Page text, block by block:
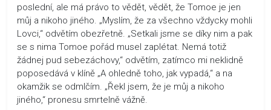
poslední, ale má právo to vědět, vědět, že Tomoe je jen
můj a nikoho jiného. „Myslím, že za všechno vždycky mohli
Lovci,“ odvětím obezřetně. „Setkali jsme se díky nim a pak
se s nima Tomoe pořád musel zaplétat. Nemá totiž
žádnej pud sebezáchovy,“ odvětím, zatímco mi neklidně
poposedává v klíně „A ohledně toho, jak vypadá,“ a na
okamžik se odmlčím. „Řekl jsem, že je můj a nikoho
jiného,“ pronesu smrtelně vážně.